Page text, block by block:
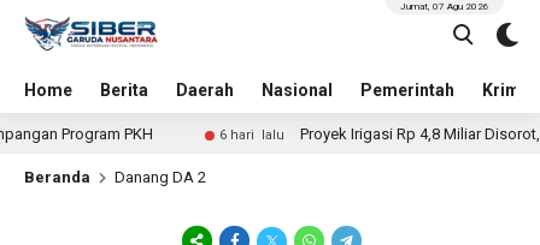
Home Berita Daerah Nasional Pemerintah
Jumat, 07 Agu 2026
Program PKH 6 hari lalu Proyek Irigasi Rp 4,8 Miliar
Beranda Danang DA 2